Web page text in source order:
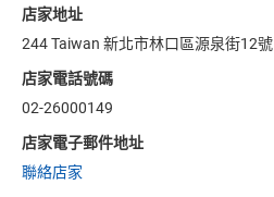
店家地址
244 Taiwan 新北市林口區源泉街12號
店家電話號碼
02-26000149
店家電子郵件地址
聯絡店家